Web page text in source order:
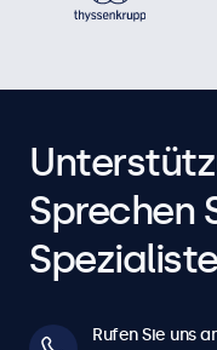
Sprechen
Rufen Sie uns